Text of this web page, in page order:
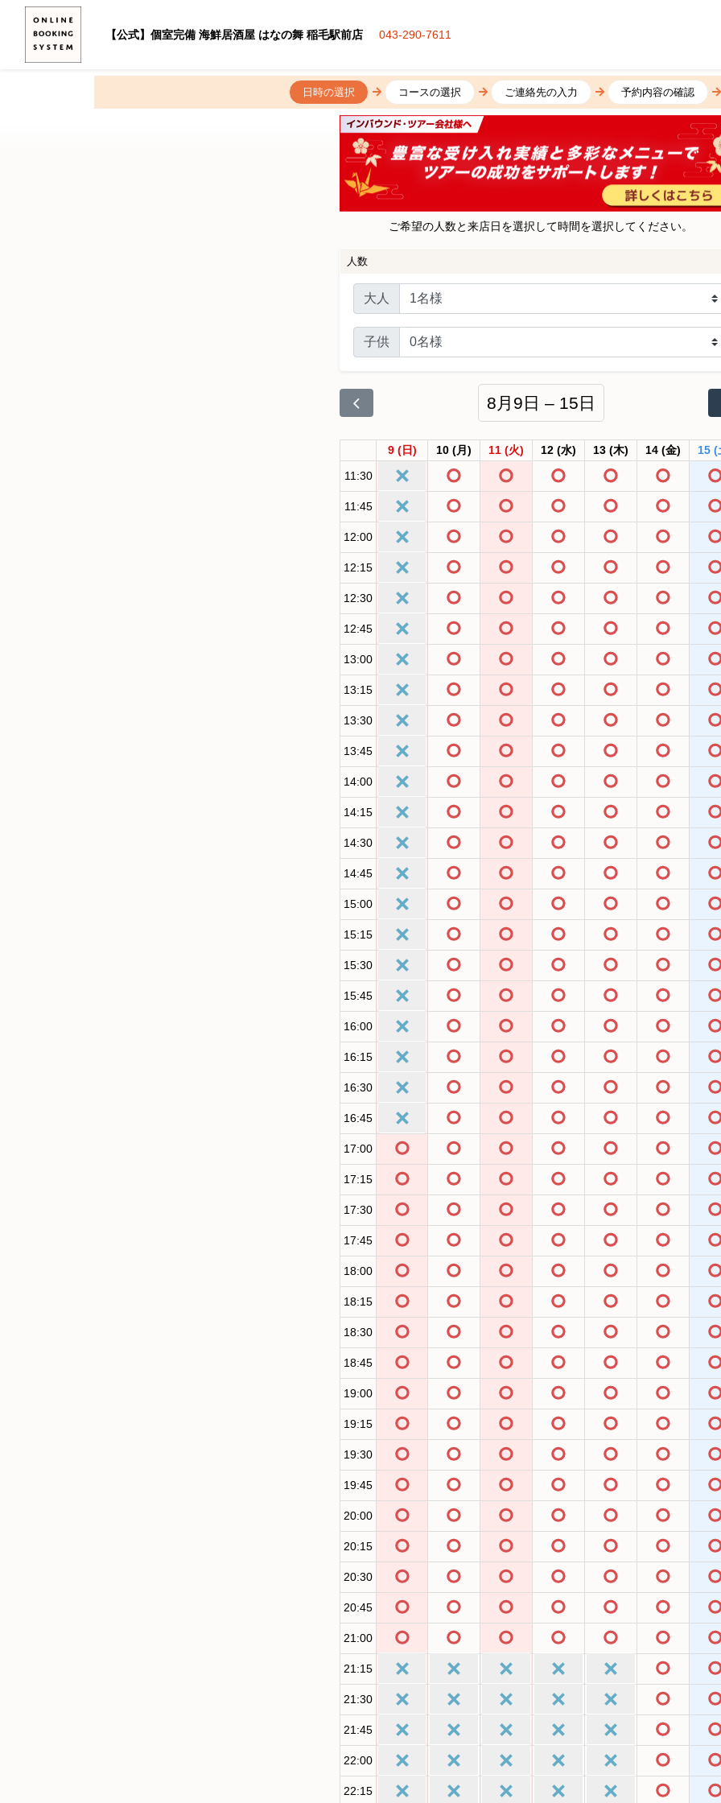
【公式】個室完備 海鮮居酒屋 はなの舞 稲毛駅前店 043-290-7611
日時の選択 コースの選択 ご連絡先の入力 予約内容の確認
ご希望の人数と来店日を選択して時間を選択してください。
人数
大人
子供
8月9日 – 15日
9 (日) 10 (月) 11 (火) 12 (水) 13 (木) 14 (金) 15 (
11:30
11:45
12:00
12:15
12:30
12:45
13:00
13:15
13:30
13:45
14:00
14:15
14:30
14:45
15:00
15:15
15:30
15:45
16:00
16:15
16:30
16:45
17:00
17:15
17:30
17:45
18:00
18:15
18:30
18:45
19:00
19:15
19:30
19:45
20:00
20:15
20:30
20:45
21:00
21:15
21:30
21:45
22:00
22:15